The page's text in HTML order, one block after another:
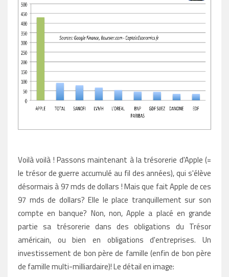
Voilà voilà ! Passons maintenant à la trésorerie d'Apple (=
le trésor de guerre accumulé au fil des années), qui s'élève
désormais à 97 mds de dollars ! Mais que fait Apple de ces
97 mds de dollars? Elle le place tranquillement sur son
compte en banque? Non, non, Apple a placé en grande
partie sa trésorerie dans des obligations du Trésor
américain, ou bien en obligations d'entreprises. Un
investissement de bon père de famille (enfin de bon père
de famille multi-milliardaire)! Le détail en image: